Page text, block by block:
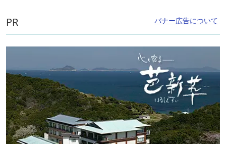
PR バナー広告について